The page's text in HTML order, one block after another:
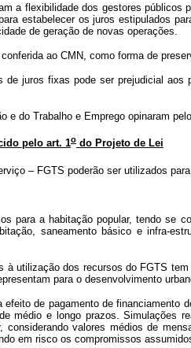
a flexibilidade dos gestores
estabelecer os juros estipulados
de geração de novas operações.
ao CMN, como forma de
juros fixas pode ser prejudicial
do Trabalho e Emprego opinaram
pelo art. 1o do Projeto de Lei
– FGTS poderão ser utilizados
para a habitação popular, tendo
saneamento básico e infra-
utilização dos recursos do FGTS
para o desenvolvimento
de pagamento de
médio e longo prazos. Simulações
valores médios de
em risco os compromissos